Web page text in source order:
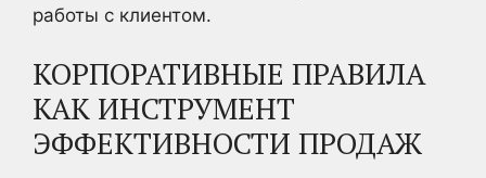
работы с клиентом.
КОРПОРАТИВНЫЕ ПРАВИЛА
КАК ИНСТРУМЕНТ
ЭФФЕКТИВНОСТИ ПРОДАЖ